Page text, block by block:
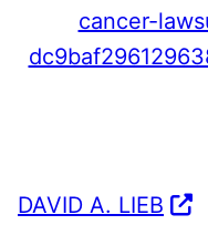
cancer-
DAVID A. LIEB